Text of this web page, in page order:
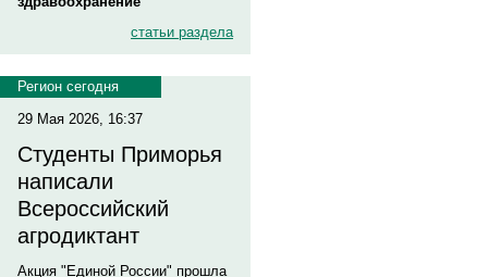
статьи раздела
Регион сегодня
29 Мая 2026, 16:37
Студенты Приморья
написали
Всероссийский
агродиктант
Акция "Единой России" прошла